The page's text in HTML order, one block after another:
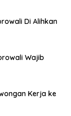
Di Alihkan
Wajib
Kerja ke